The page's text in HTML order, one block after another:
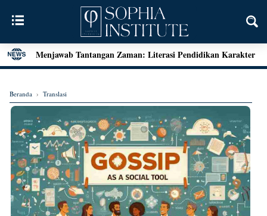
Menjawab Tantangan Zaman: Literasi Pendidikan Karakter
dan Dialog Sains dalam Kegiatan Bedah Buku Palu
Mengenal Teori Etika Immanuel Kant
Momen Terakhir Plato
Locke dan Pertanyaan Seputar Identitas Diri
Augustine on Happiness and Time
Seni Menarik Kesimpulan ala Bertrand Russel
Menjelajahi Hakikat Etika: Sebuah Refleksi dari Aristoteles
hingga Kant
Good Is Good: Menyingkap Hakikat Kebaikan Bersama
Beranda › Translasi